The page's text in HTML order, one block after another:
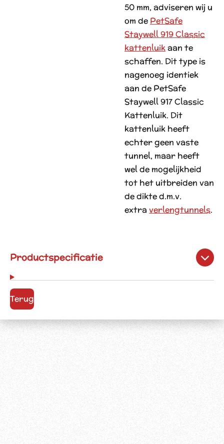
50 mm, adviseren wij u
om de PetSafe
Staywell 919 Classic
kattenluikaan te
schaffen. Dit type is
nagenoeg identiek
aan de PetSafe
Staywell 917 Classic
Kattenluik. Dit
kattenluik heeft
echter geen vaste
tunnel, maar heeft
wel de mogelijkheid
tot het uitbreiden van
de dikte d.m.v.
extra verlengtunnels.
Productspecificatie
Terug